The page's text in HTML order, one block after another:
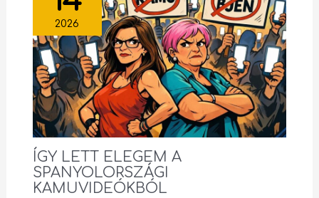
2026
ÍGY LETT ELEGEM A
SPANYOLORSZÁGI
KAMUVIDEÓKBÓL